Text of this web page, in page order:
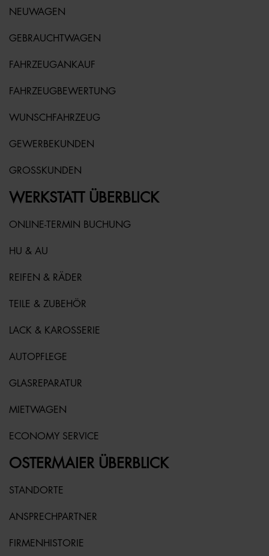
NEUWAGEN
GEBRAUCHTWAGEN
FAHRZEUGANKAUF
FAHRZEUGBEWERTUNG
WUNSCHFAHRZEUG
GEWERBEKUNDEN
GROSSKUNDEN
WERKSTATT ÜBERBLICK
ONLINE-TERMIN BUCHUNG
HU & AU
REIFEN & RÄDER
TEILE & ZUBEHÖR
LACK & KAROSSERIE
AUTOPFLEGE
GLASREPARATUR
MIETWAGEN
ECONOMY SERVICE
OSTERMAIER ÜBERBLICK
STANDORTE
ANSPRECHPARTNER
FIRMENHISTORIE